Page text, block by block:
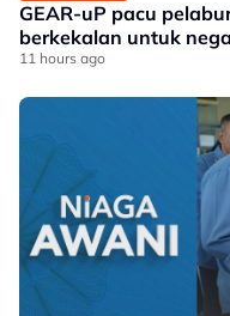
GEAR-uP pacu
berkekalan untuk
11 hours ago